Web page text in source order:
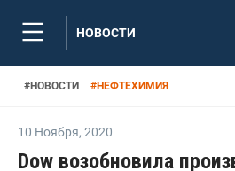
НОВОСТИ
#НОВОСТИ #НЕФТЕХИМИЯ
10 Ноября, 2020
Dow возобновила